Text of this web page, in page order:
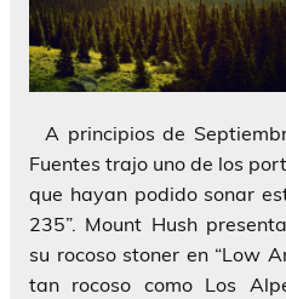
A principios de
Fuentes trajo uno de los
que hayan podido sonar
235”. Mount Hush
su rocoso stoner en “Low
tan rocoso como Los